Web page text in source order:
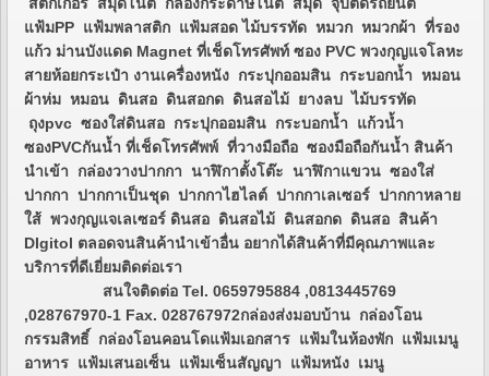
แฟ้มPP แฟ้มพลาสติก แฟ้มสอด ไม้บรรทัด หมวก หมวกผ้า ที่รอง
แก้ว ม่านบังแดด Magnet ที่เช็ดโทรศัพท์ ซอง PVC พวงกุญแจโลหะ
สายห้อยกระเป๋า งานเครื่องหนัง กระปุกออมสิน กระบอกน้ำ หมอน
ผ้าห่ม หมอน ดินสอ ดินสอกด ดินสอไม้ ยางลบ ไม้บรรทัด
ถุงpvc ซองใส่ดินสอ กระปุกออมสิน กระบอกน้ำ แก้วน้ำ
ซองPVCกันน้ำ ที่เช็ดโทรศัพพ์ ที่วางมือถือ ซองมือถือกันน้ำ สินค้า
นำเข้า กล่องวางปากกา นาฬิกาตั้งโต๊ะ นาฬิกาแขวน ซองใส่
ปากกา ปากกาเป็นชุด ปากกาไฮไลต์ ปากกาเลเซอร์ ปากกาหลาย
ใส้ พวงกุญแจเลเซอร์ ดินสอ ดินสอไม้ ดินสอกด ดินสอ สินค้า
DIgitol ตลอดจนสินค้านำเข้าอื่น อยากได้สินค้าที่มีคุณภาพและ
บริการที่ดีเยี่ยมติดต่อเรา
สนใจติดต่อ Tel. 0659795884 ,0813445769
,028767970-1 Fax. 028767972กล่องส่งมอบบ้าน กล่องโอน
กรรมสิทธิ์ กล่องโอนคอนโดแฟ้มเอกสาร แฟ้มในห้องพัก แฟ้มเมนู
อาหาร แฟ้มเสนอเซ็น แฟ้มเซ็นสัญญา แฟ้มหนัง เมนู